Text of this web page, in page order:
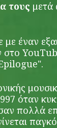
τους μετά
με έναν
όταν
πολλά